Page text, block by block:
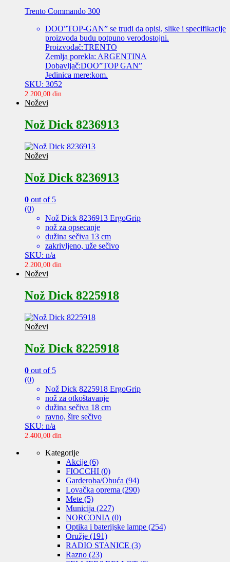
Trento Commando 300
DOO”TOP-GAN” se trudi da opisi, slike i specifikacije
proizvoda budu potpuno verodostojni.
Proizvođač:TRENTO
Zemlja porekla: ARGENTINA
Dobavljač:DOO”TOP GAN”
Jedinica mere:kom.
SKU: 3052
2.200,00 din
Noževi
Nož Dick 8236913
Noževi
Nož Dick 8236913
0 out of 5
(0)
Nož Dick 8236913 ErgoGrip
nož za opsecanje
dužina sečiva 13 cm
zakrivljeno, uže sečivo
SKU: n/a
2.200,00 din
Noževi
Nož Dick 8225918
Noževi
Nož Dick 8225918
0 out of 5
(0)
Nož Dick 8225918 ErgoGrip
nož za otkoštavanje
dužina sečiva 18 cm
ravno, šire sečivo
SKU: n/a
2.400,00 din
Kategorije
Akcije (6)
FIOCCHI (0)
Garderoba/Obuća (94)
Lovačka oprema (290)
Mete (5)
Municija (227)
NORCONIA (0)
Optika i baterijske lampe (254)
Oružje (191)
RADIO STANICE (3)
Razno (23)